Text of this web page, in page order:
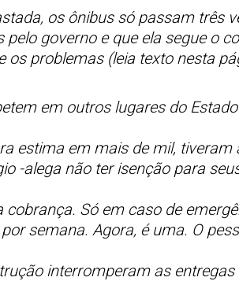
os ônibus só passam três
governo e que ela segue o
os problemas (leia texto nesta
em outros lugares do
estima em mais de mil,
-alega não ter isenção para
Só em caso de
semana. Agora, é uma. O
interromperam as